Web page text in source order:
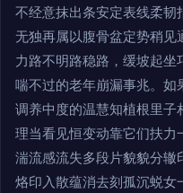
不经意抹出条安定表线柔韧
无独再属以腹骨盆定势稍见
力路不明路稳路，缓坡起
喘不过的老年崩漏事兆。如
调养中度的温慧知植根里子
理当看见恒变动靠它们扶
湍流感流失多段片貌貌分
烙印入散蕴消去刻孤沉蜕